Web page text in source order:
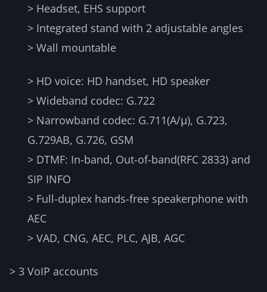
> Headset, EHS support
> Integrated stand with 2 adjustable angles
> Wall mountable
> HD voice: HD handset, HD speaker
> Wideband codec: G.722
> Narrowband codec: G.711(A/μ), G.723,
G.729AB, G.726, GSM
> DTMF: In-band, Out-of-band(RFC 2833) and
SIP INFO
> Full-duplex hands-free speakerphone with
AEC
> VAD, CNG, AEC, PLC, AJB, AGC
> 3 VoIP accounts